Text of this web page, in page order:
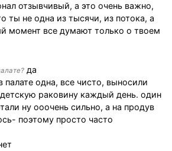
отзывчивый, а это очень важно,
ты не одна из тысячи, из потока, а
момент все думают только о твоем
да
палате одна, все чисто, выносили
раковину каждый день. один
ну ооочень сильно, а на продув
поэтому просто часто